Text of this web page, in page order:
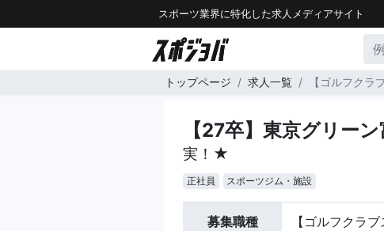
スポーツ業界に特化した求人メディアサイト
トップページ 求人一覧 【ゴルフク
【27卒】東京グリー
実！★
正社員 スポーツジム・施設
募集職種
【ゴルフクラ